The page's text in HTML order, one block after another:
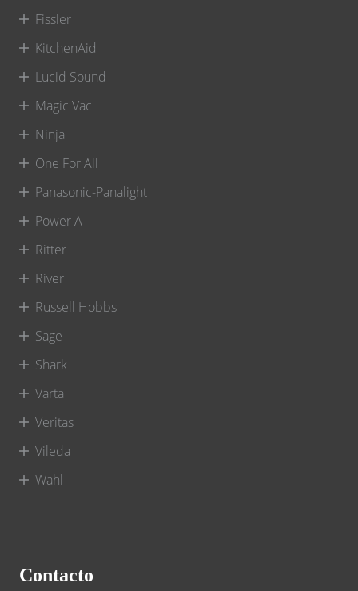
Fissler
KitchenAid
Lucid Sound
Magic Vac
Ninja
One For All
Panasonic-Panalight
Power A
Ritter
River
Russell Hobbs
Sage
Shark
Varta
Veritas
Vileda
Wahl
Contacto